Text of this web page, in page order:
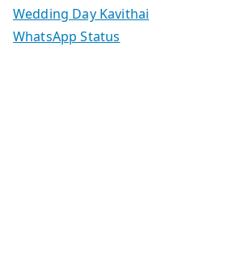
Wedding Day Kavithai
WhatsApp Status